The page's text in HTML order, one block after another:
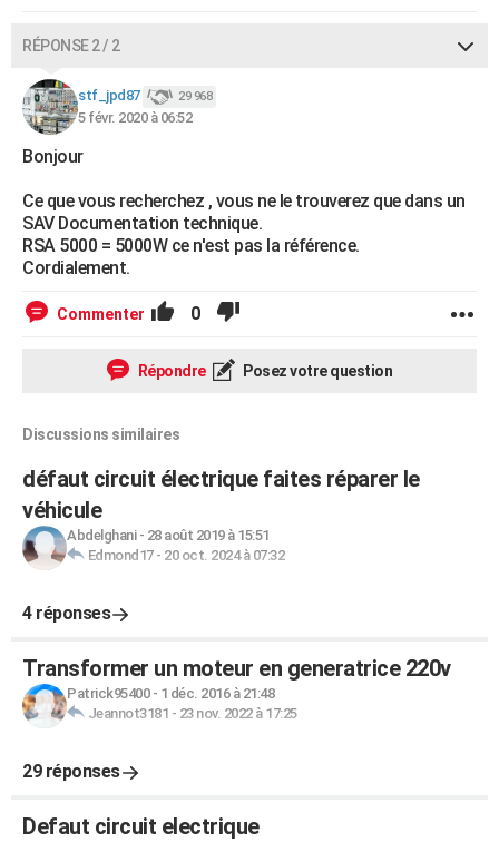
RÉPONSE 2 / 2
stf_jpd87 29 968
5 févr. 2020 à 06:52
Bonjour
Ce que vous recherchez , vous ne le trouverez que dans un
SAV Documentation technique.
RSA 5000 = 5000W ce n'est pas la référence.
Cordialement.
Commenter 0
Répondre Posez votre question
Discussions similaires
défaut circuit électrique faites réparer le
véhicule
Abdelghani- 28 août 2019 à 15:51
Edmond17- 20 oct. 2024 à 07:32
4 réponses
Transformer un moteur en generatrice 220v
Patrick95400- 1 déc. 2016 à 21:48
Jeannot3181 - 23 nov. 2022 à 17:25
29 réponses
Defaut circuit electrique